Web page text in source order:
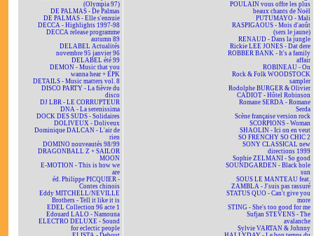
(Olympia 97)
DE PALMAS - De Palmas
DE PALMAS - Elle s'ennuie
DECCA - Highlights 1997-98
DECCA release programme
autumn 89
DELABEL Actualités
novembre 95 janvier 96
DELABEL été 99
DEMON - Music that you
wanna hear + EPK
DETAILS - Music matters vol. 8
DISCO PARTY - La fièvre du
disco
DJ LBR - LE CORRUPTEUR
DNA - La serenissima
DOCK DES SUDS - Solidaires
DOLIVEUX - Doliveux
Dominique DALCAN - L'air de
rien
DOMINO nouveautés 98/99
DRAGONBALL Z + SAILOR
MOON
E-MOTION - This is how we
are
éd. Philippe PICQUIER -
Contes chinois
Eddy MITCHELL/NEVILLE
Brothers - Tell it like it is
EDEL Collection 96 acte 1
Edouard LALO - Namouna
ELECTRO DELUXE - Sound
for eclectic people
POULAIN vous offre les plus
beaux chants de Noël
PUTUMAYO - Mali
RASPIGAOUS - Mois d'août
(sers le jaune)
RENAUD - Dans la jungle
Rickie LEE JONES - Dat dere
ROBBER BANK - It's a family
affair
ROBINEAU - On
Rock & Folk WOODSTOCK
sampler
Rodolphe BURGER & Olivier
CADIOT - Hôtel Robinson
Romane SERDA - Romane
Serda
Scène française version rock
SCORPIONS - Woman
SHAOLIN - Ici on en veut
SO FRENCHY SO CHIC 2
SONY CLASSICAL new
directions 1999
Sophie ZELMANI - So good
SOUNDGARDEN - Black hole
sun
SOUS LE MANTEAU feat.
ZAMBLA - J'suis pas rassuré
STATUS QUO - Can't give you
more
STING - She's too good for me
Sufjan STEVENS - The
avalanche
Sylvie VARTAN & Johnny